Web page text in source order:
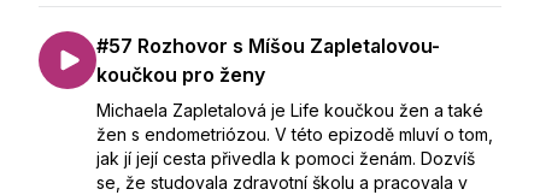
#57 Rozhovor s Míšou Zapletalovou-
koučkou pro ženy
Michaela Zapletalová je Life koučkou žen a také
žen s endometriózou. V této epizodě mluví o tom,
jak jí její cesta přivedla k pomoci ženám. Dozvíš
se, že studovala zdravotní školu a pracovala v